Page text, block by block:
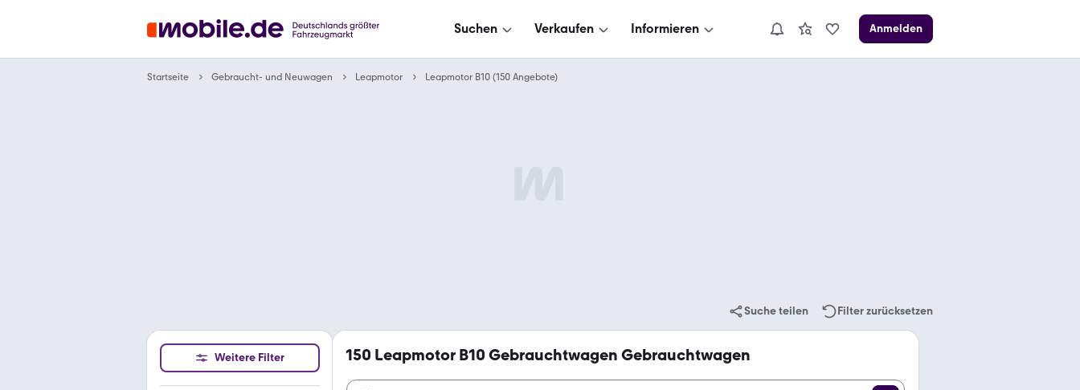
Suchen Verkaufen Informieren Anmelden
Startseite Gebraucht- und Neuwagen Leapmotor Leapmotor B10 (150 Angebote)
Suche teilen Filter zurücksetzen
Weitere Filter 150 Leapmotor B10 Gebrauchtwagen Gebrauchtwagen